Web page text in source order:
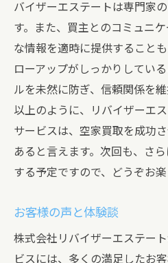
バイザーエステートは専門家
す。また、買主とのコミュニ
な情報を適時に提供すること
ローアップがしっかりしてい
ルを未然に防ぎ、信頼関係を維
以上のように、リバイザーエ
サービスは、空家買取を成功
あると言えます。次回も、さ
する予定ですので、どうぞお楽
お客様の声と体験談
株式会社リバイザーエステー
ビスには、多くの満足したお